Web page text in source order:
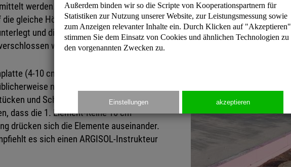
werden. Die tieferliegenden Punkte
gleiche Höhe gebracht. Die Holzkeile
und die Zwischenräume
werden.
(4-10 cm Höhendifferenz), welche bei
nicht vorkommen, sind mit dem
und Schrägschneiden der Elemente
dass die 1. Element-Reihe 10 cm
drücken sich die Elemente auseinander.
es sich einen ARGISOL-Instrukteur
Außerdem binden wir so die Scripte von Kooperationspartnern für
Statistiken zur Nutzung unserer Website, zur Leistungsmessung sowie
zum Anzeigen relevanter Inhalte ein. Durch Klicken auf "Akzeptieren"
stimmen Sie dem Einsatz von Cookies und ähnlichen Technologien zu
den vorgenannten Zwecken zu.
Einstellungen akzeptieren